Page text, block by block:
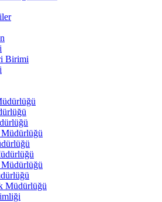
Birimi
Müdürlüğü
Müdürlüğü